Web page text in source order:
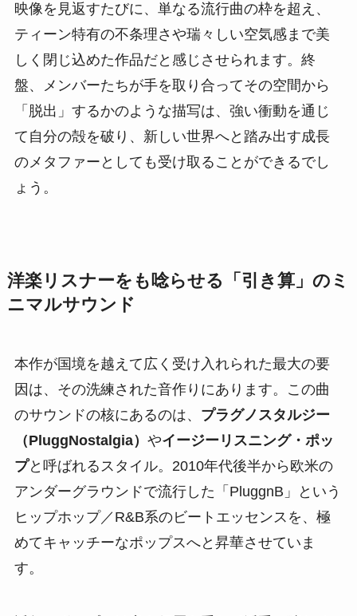
映像を見返すたびに、単なる流行曲の枠を超え、
ティーン特有の不条理さや瑞々しい空気感まで美
しく閉じ込めた作品だと感じさせられます。終
盤、メンバーたちが手を取り合ってその空間から
「脱出」するかのような描写は、強い衝動を通じ
て自分の殻を破り、新しい世界へと踏み出す成長
のメタファーとしても受け取ることができるでし
ょう。
洋楽リスナーをも唸らせる「引き算」のミ
ニマルサウンド
本作が国境を越えて広く受け入れられた最大の要
因は、その洗練された音作りにあります。この曲
のサウンドの核にあるのは、 プラグノスタルジー
（PluggNostalgia） やイージーリスニング・ポッ
プと呼ばれるスタイル。2010年代後半から欧米の
アンダーグラウンドで流行した「PluggnB」という
ヒップホップ／R&B系のビートエッセンスを、極
めてキャッチーなポップスへと昇華させていま
す。